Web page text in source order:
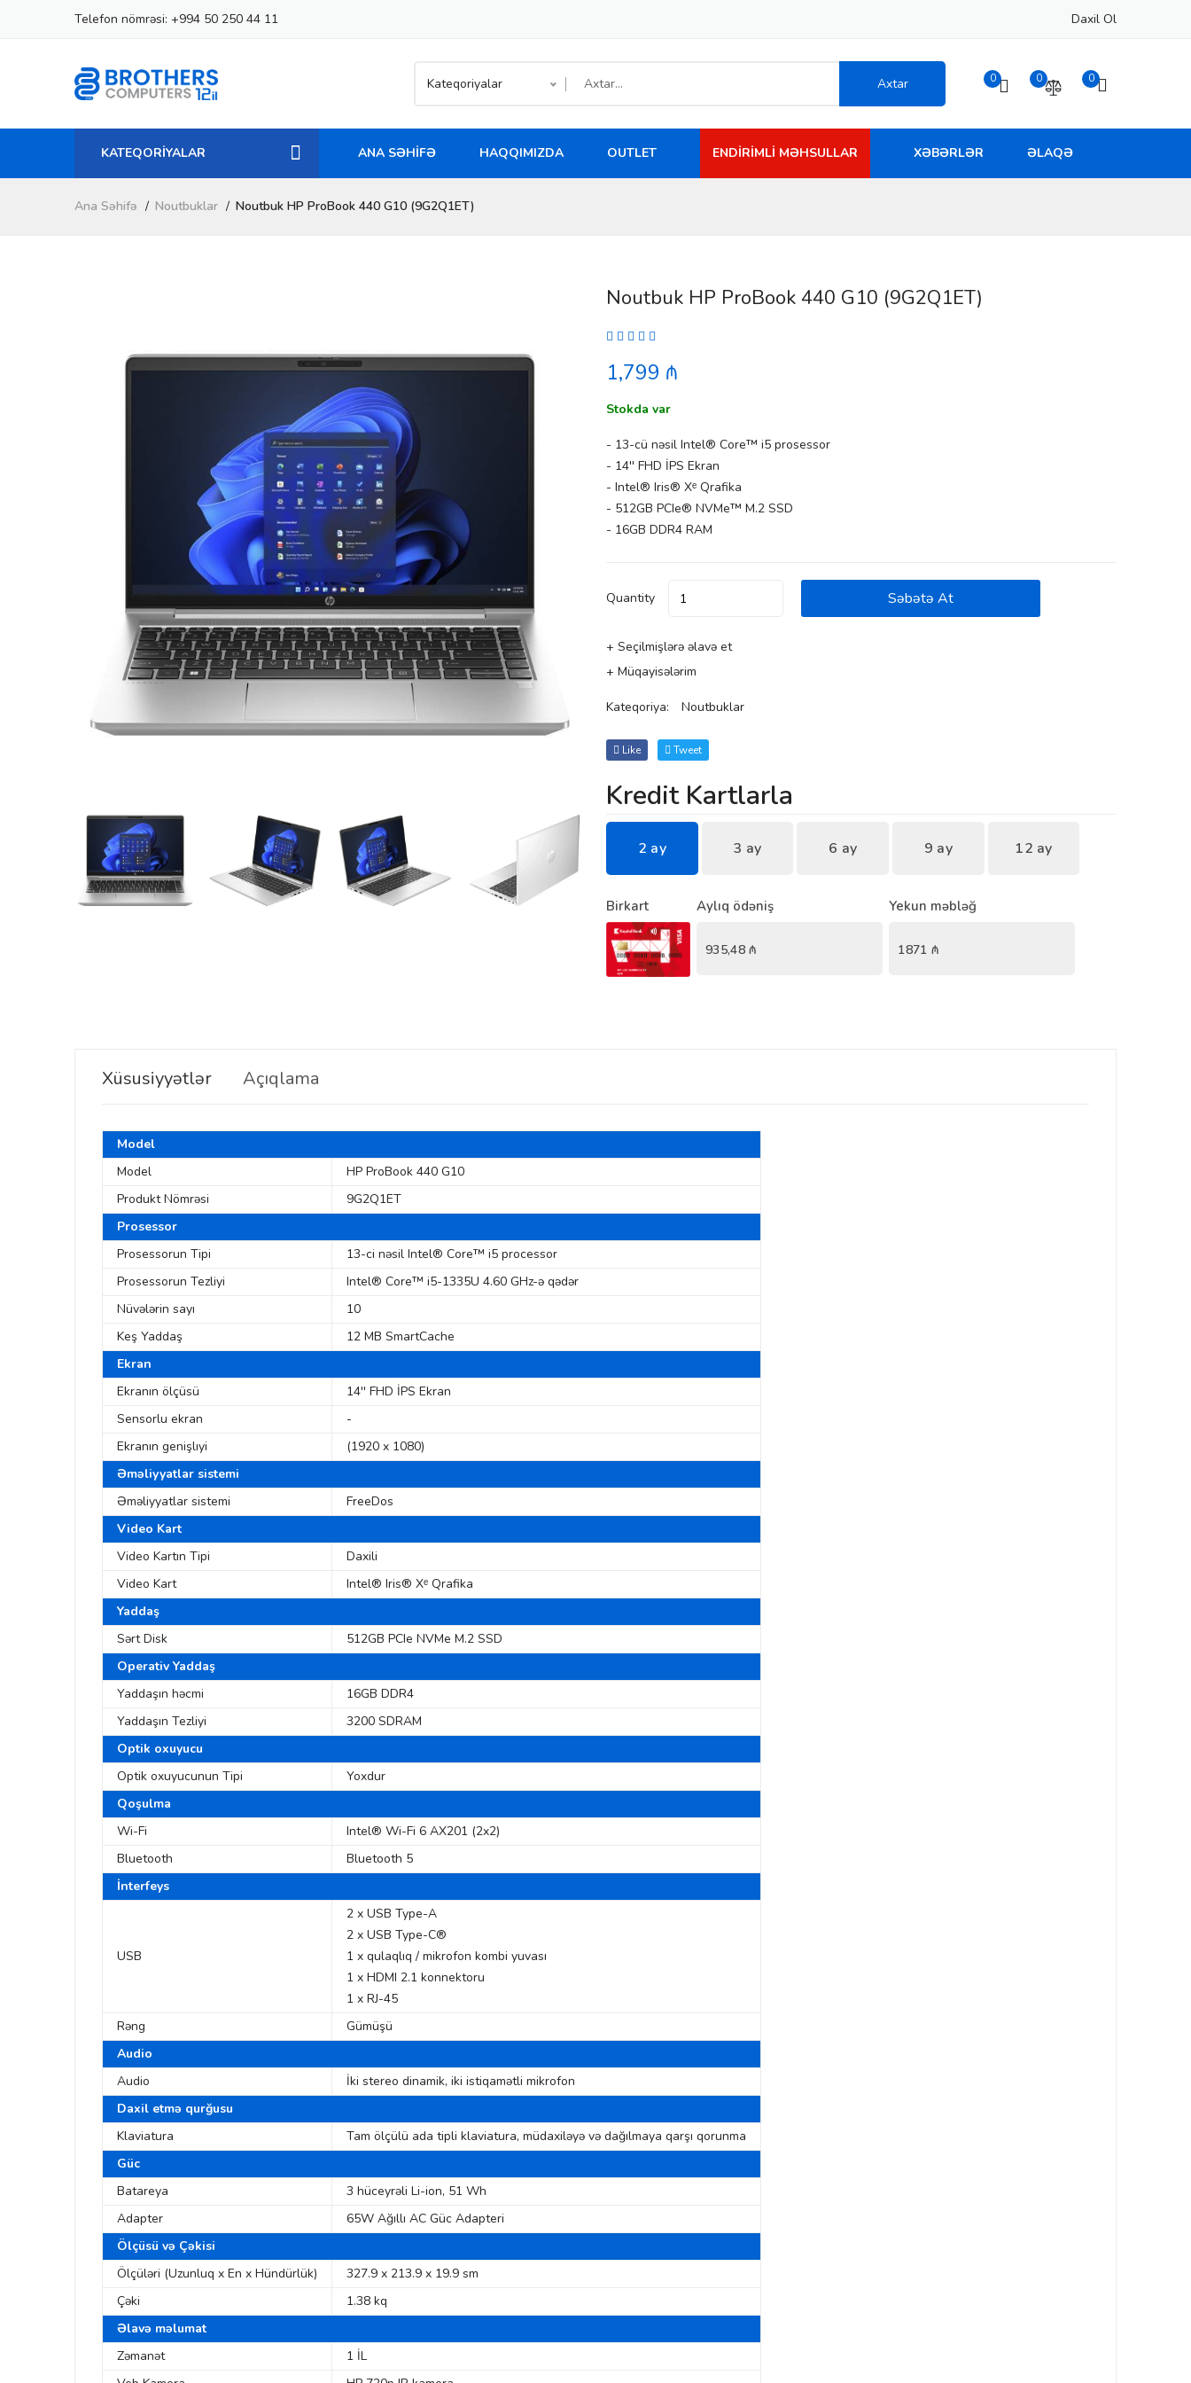
Telefon nömrəsi: +994 50 250 44 11 Daxil Ol
Kateqoriyalar Axtar 0 0 0
KATEQORİYALAR ANA SƏHIFƏ HAQQIMIZDA OUTLET ENDIRIMLI MƏHSULLAR XƏBƏRLƏR ƏLAQƏ
Ana Səhifə Noutbuklar Noutbuk HP ProBook 440 G10 (9G2Q1ET)
Noutbuk HP ProBook 440 G10 (9G2Q1ET)
1,799 ₼
Stokda var
- 13-cü nəsil Intel® Core™ i5 prosessor
- 14'' FHD İPS Ekran
- Intel® Iris® Xᵉ Qrafika
- 512GB PCIe® NVMe™ M.2 SSD
- 16GB DDR4 RAM
Quantity Səbətə At
+ Seçilmişlərə əlavə et
+ Müqayisələrim
Kateqoriya: Noutbuklar
Like Tweet
Kredit Kartlarla
2 ay 3 ay 6 ay 9 ay 12 ay
Birkart Aylıq ödəniş
935,48₼
Yekun məbləğ
1871 ₼
Xüsusiyyətlər Açıqlama
Model
Model
HP ProBook 440 G10
Produkt Nömrəsi
9G2Q1ET
Prosessor
Prosessorun Tipi
13-ci nəsil Intel® Core™ i5 processor
Prosessorun Tezliyi
Intel® Core™ i5-1335U 4.60 GHz-ə qədər
Nüvələrin sayı
10
Keş Yaddaş
12 MB SmartCache
Ekran
Ekranın ölçüsü
14'' FHD İPS Ekran
Sensorlu ekran
-
Ekranın genişlıyi
(1920 x 1080)
Əməliyyatlar sistemi
Əməliyyatlar sistemi
FreeDos
Video Kart
Video Kartın Tipi
Daxili
Video Kart
Intel® Iris® Xᵉ Qrafika
Yaddaş
Sərt Disk
512GB PCIe NVMe M.2 SSD
Operativ Yaddaş
Yaddaşın həcmi
16GB DDR4
Yaddaşın Tezliyi
3200 SDRAM
Optik oxuyucu
Optik oxuyucunun Tipi
Yoxdur
Qoşulma
Wi-Fi
Intel® Wi-Fi 6 AX201 (2x2)
Bluetooth
Bluetooth 5
İnterfeys
USB
2 x USB Type-A
2 x ​​USB Type-C®
1 x qulaqlıq / mikrofon kombi yuvası
1 x HDMI 2.1 konnektoru
1 x RJ-45
Rəng
Gümüşü
Audio
Audio
İki stereo dinamik, iki istiqamətli mikrofon
Daxil etmə qurğusu
Klaviatura
Tam ölçülü ada tipli klaviatura, müdaxiləyə və dağılmaya qarşı qorunma
Güc
Batareya
3 hüceyrəli Li-ion, 51 Wh
Adapter
65W Ağıllı AC Güc Adapteri
Ölçüsü və Çəkisi
Ölçüləri (Uzunluq x En x Hündürlük)
327.9 x 213.9 x 19.9 sm
Çəki
1.38 kq
Əlavə məlumat
Zəmanət
1 İL